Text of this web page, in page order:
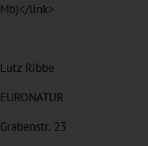
Mb)</link>
Lutz Ribbe
EURONATUR
Grabenstr. 23